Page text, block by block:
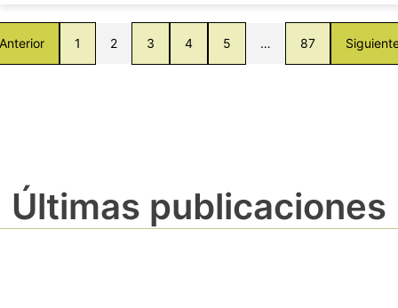
1 2 3 4 5 … 87
Últimas publicaciones